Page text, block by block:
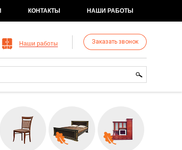
КОНТАКТЫ НАШИ РАБОТЫ
Наши работы Заказать звонок